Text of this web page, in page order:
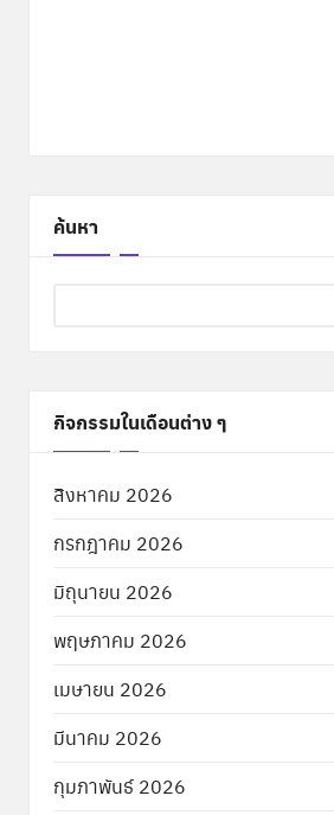
ค้นหา
กิจกรรมในเดือนต่าง ๆ
สิงหาคม 2026
กรกฎาคม 2026
มิถุนายน 2026
พฤษภาคม 2026
เมษายน 2026
มีนาคม 2026
กุมภาพันธ์ 2026